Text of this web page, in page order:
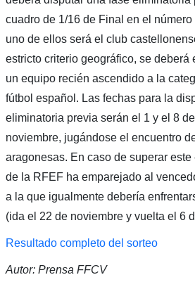
cuadro de 1/16 de Final en el
uno de ellos será el club
estricto criterio geográfico, se deberá
un equipo recién ascendido a la
fútbol español. Las fechas para la
eliminatoria previa serán el 1 y el 8
noviembre, jugándose el encuentro
aragonesas. En caso de superar
de la RFEF ha emparejado al
a la que igualmente debería
(ida el 22 de noviembre y vuelta el 6
Resultado completo del sorteo
Autor: Prensa FFCV